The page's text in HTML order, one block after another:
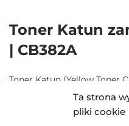
Ta strona
pliki cookie
Toner Katun
| CB382A
Toner Katun (Yellow Toner
został zaprojektowany
jakości oraz wydajności.